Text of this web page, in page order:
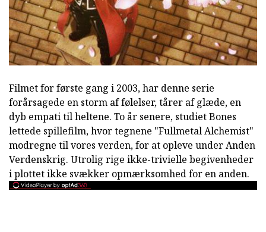
Filmet for første gang i 2003, har denne serie
forårsagede en storm af følelser, tårer af glæde, en
dyb empati til heltene. To år senere, studiet Bones
lettede spillefilm, hvor tegnene "Fullmetal Alchemist"
modregne til vores verden, for at opleve under Anden
Verdenskrig. Utrolig rige ikke-trivielle begivenheder
i plottet ikke svækker opmærksomhed for en anden.